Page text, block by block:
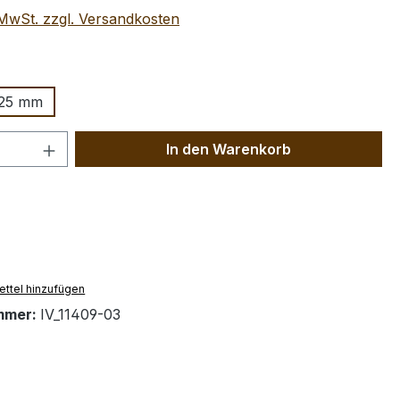
zzgl. Versandkosten
mm
Anzahl: Gib den gewünschten Wert
In den Warenkorb
hinzufügen
IV_11409-03